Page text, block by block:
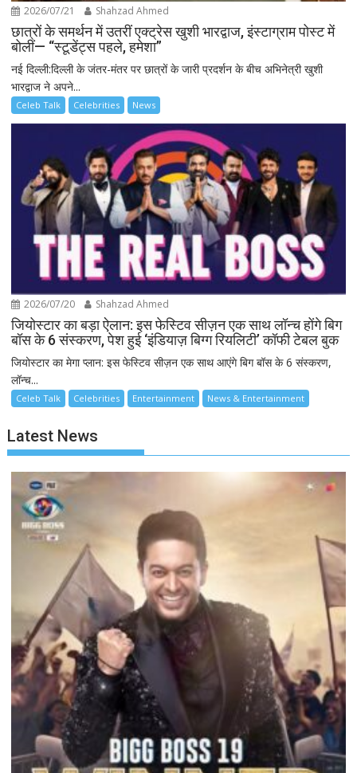
2026/07/21 Shahzad Ahmed
छात्रों के समर्थन में उतरीं एक्ट्रेस खुशी भारद्वाज, इंस्टाग्राम पोस्ट में
बोलीं— “स्टूडेंट्स पहले, हमेशा”
नई दिल्ली:दिल्ली के जंतर-मंतर पर छात्रों के जारी प्रदर्शन के बीच अभिनेत्री खुशी
भारद्वाज ने अपने...
Celeb Talk Celebrities News
2026/07/20 Shahzad Ahmed
जियोस्टार का बड़ा ऐलान: इस फेस्टिव सीज़न एक साथ लॉन्च होंगे बिग
बॉस के 6 संस्करण, पेश हुई ‘इंडियाज़ बिग्ग रियलिटी’ कॉफी टेबल बुक
जियोस्टार का मेगा प्लान: इस फेस्टिव सीज़न एक साथ आएंगे बिग बॉस के 6 संस्करण,
लॉन्च...
Celeb Talk Celebrities Entertainment News & Entertainment
Latest News